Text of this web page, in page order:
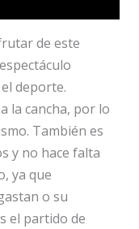
de este
deporte.
la cancha, por lo
También es
y no hace falta
ya que
o su
el partido de